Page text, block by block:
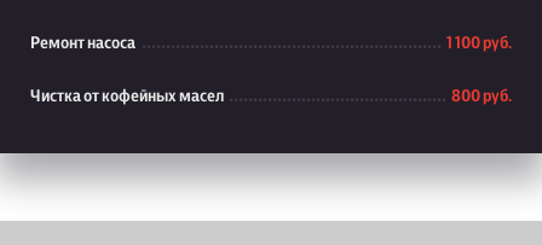
Ремонт насоса 1 100 руб.
Чистка от кофейных масел 800 руб.